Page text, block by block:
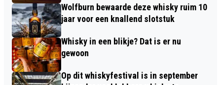
Wolfburn bewaarde deze whisky ruim 10
jaar voor een knallend slotstuk
Whisky in een blikje? Dat is er nu
gewoon
Op dit whiskyfestival is in september